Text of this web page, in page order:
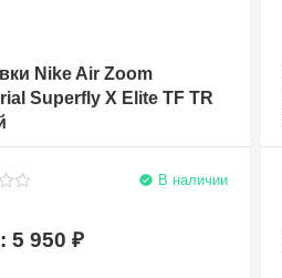
Nike Air Zoom
Superfly X Elite TF TR
В наличии
5 950